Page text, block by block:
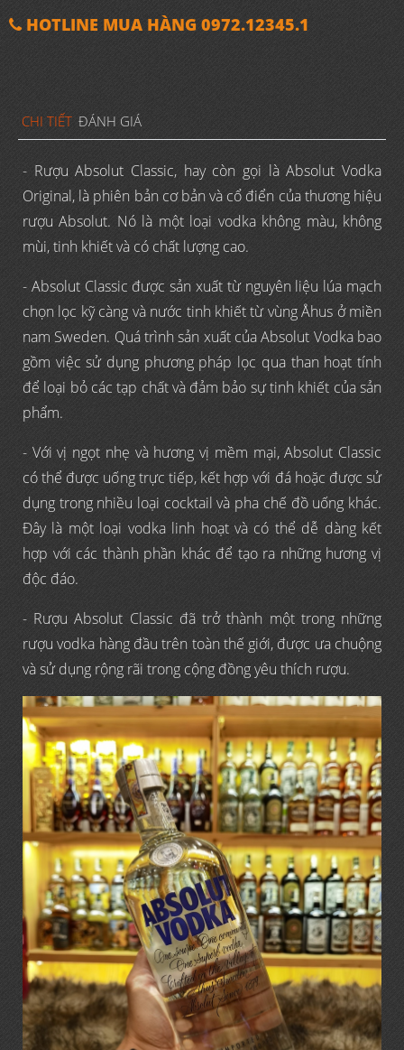
HOTLINE MUA HÀNG 0972.12345.1
CHI TIẾT ĐÁNH GIÁ
- Rượu Absolut Classic, hay còn gọi là Absolut Vodka
Original, là phiên bản cơ bản và cổ điển của thương hiệu
rượu Absolut. Nó là một loại vodka không màu, không
mùi, tinh khiết và có chất lượng cao.
- Absolut Classic được sản xuất từ nguyên liệu lúa mạch
chọn lọc kỹ càng và nước tinh khiết từ vùng Åhus ở miền
nam Sweden. Quá trình sản xuất của Absolut Vodka bao
gồm việc sử dụng phương pháp lọc qua than hoạt tính
để loại bỏ các tạp chất và đảm bảo sự tinh khiết của sản
phẩm.
- Với vị ngọt nhẹ và hương vị mềm mại, Absolut Classic
có thể được uống trực tiếp, kết hợp với đá hoặc được sử
dụng trong nhiều loại cocktail và pha chế đồ uống khác.
Đây là một loại vodka linh hoạt và có thể dễ dàng kết
hợp với các thành phần khác để tạo ra những hương vị
độc đáo.
- Rượu Absolut Classic đã trở thành một trong những
rượu vodka hàng đầu trên toàn thế giới, được ưa chuộng
và sử dụng rộng rãi trong cộng đồng yêu thích rượu.